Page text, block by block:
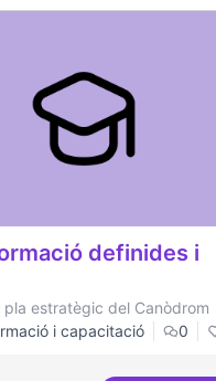
definides i
pla estratègic del Canòdrom
i capacitació 0